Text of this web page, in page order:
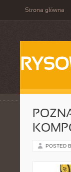
Strona główna
POSTED